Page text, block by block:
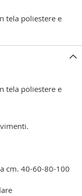
tela poliestere e
tela poliestere e
cm. 40-60-80-100